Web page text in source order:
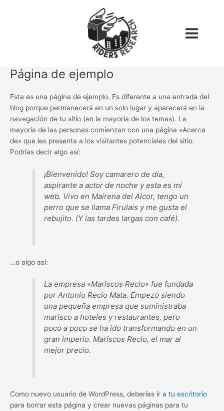
Menu
Página de ejemplo
Esta es una página de ejemplo. Es diferente a una entrada del
blog porque permanecerá en un solo lugar y aparecerá en la
navegación de tu sitio (en la mayoría de los temas). La
mayoría de las personas comienzan con una página «Acerca
de» que les presenta a los visitantes potenciales del sitio.
Podrías decir algo así:
¡Bienvenido! Soy camarero de día,
aspirante a actor de noche y esta es mi
web. Vivo en Mairena del Alcor, tengo un
perro que se llama Firulais y me gusta el
rebujito. (Y las tardes largas con café).
…o algo así:
La empresa «Mariscos Recio» fue fundada
por Antonio Recio Mata. Empezó siendo
una pequeña empresa que suministraba
marisco a hoteles y restaurantes, pero
poco a poco se ha ido transformando en un
gran imperio. Mariscos Recio, el mar al
mejor precio.
Como nuevo usuario de WordPress, deberías ir a tu escritorio
para borrar esta página y crear nuevas páginas para tu